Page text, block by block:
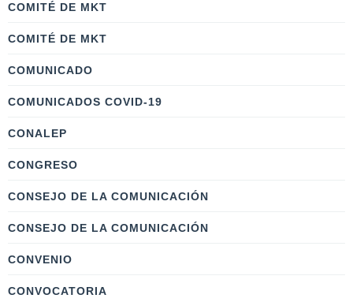
COMITÉ DE MKT
COMITÉ DE MKT
COMUNICADO
COMUNICADOS COVID-19
CONALEP
CONGRESO
CONSEJO DE LA COMUNICACIÓN
CONSEJO DE LA COMUNICACIÓN
CONVENIO
CONVOCATORIA